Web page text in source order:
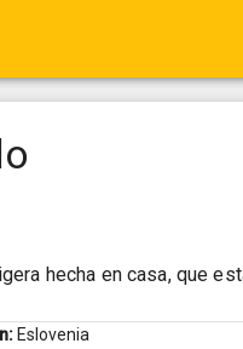
hecha en casa, que
Eslovenia